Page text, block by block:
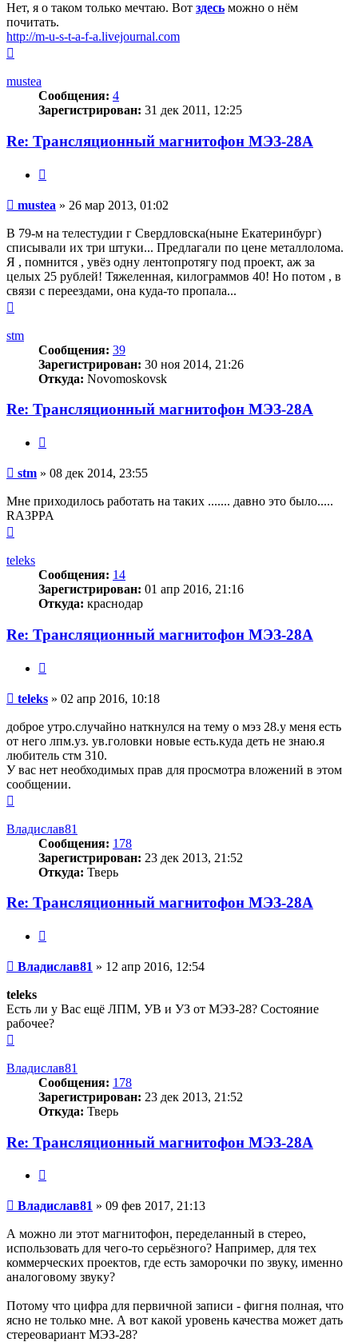
Нет, я о таком только мечтаю. Вот здесь можно о нём
почитать.
http://m-u-s-t-a-f-a.livejournal.com
началу
mustea
Сообщения: 4
Зарегистрирован: 31 дек 2011, 12:25
Re: Трансляционный магнитофон МЭЗ-28А
Сообщение
mustea » 26 мар 2013, 01:02
В 79-м на телестудии г Свердловска(ныне Екатеринбург)
списывали их три штуки... Предлагали по цене металлолома.
Я , помнится , увёз одну лентопротягу под проект, аж за
целых 25 рублей! Тяжеленная, килограммов 40! Но потом , в
связи с переездами, она куда-то пропала...
началу
stm
Сообщения: 39
Зарегистрирован: 30 ноя 2014, 21:26
Откуда: Novomoskovsk
Re: Трансляционный магнитофон МЭЗ-28А
Сообщение
stm » 08 дек 2014, 23:55
Мне приходилось работать на таких ....... давно это было.....
RA3PPA
началу
teleks
Сообщения: 14
Зарегистрирован: 01 апр 2016, 21:16
Откуда: краснодар
Re: Трансляционный магнитофон МЭЗ-28А
Сообщение
teleks » 02 апр 2016, 10:18
доброе утро.случайно наткнулся на тему о мэз 28.у меня есть
от него лпм.уз. ув.головки новые есть.куда деть не знаю.я
любитель стм 310.
У вас нет необходимых прав для просмотра вложений в этом
сообщении.
началу
Владислав81
Сообщения: 178
Зарегистрирован: 23 дек 2013, 21:52
Откуда: Тверь
Re: Трансляционный магнитофон МЭЗ-28А
Сообщение
Владислав81 » 12 апр 2016, 12:54
teleks
Есть ли у Вас ещё ЛПМ, УВ и УЗ от МЭЗ-28? Состояние
рабочее?
началу
Владислав81
Сообщения: 178
Зарегистрирован: 23 дек 2013, 21:52
Откуда: Тверь
Re: Трансляционный магнитофон МЭЗ-28А
Сообщение
Владислав81 » 09 фев 2017, 21:13
А можно ли этот магнитофон, переделанный в стерео,
использовать для чего-то серьёзного? Например, для тех
коммерческих проектов, где есть заморочки по звуку, именно
аналоговому звуку?
Потому что цифра для первичной записи - фигня полная, что
ясно не только мне. А вот какой уровень качества может дать
стереовариант МЭЗ-28?